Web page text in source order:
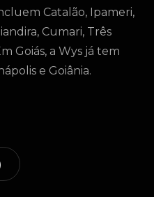
Catalão, Ipameri,
Cumari, Três
Goiás, a Wys já tem
e Goiânia.